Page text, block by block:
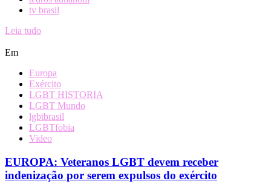
tv brasil
Leia tudo
Em
Europa
Exército
LGBT HISTORIA
LGBT Mundo
lgbtbrasil
LGBTfobia
Video
EUROPA: Veteranos LGBT devem receber
indenização por serem expulsos do exército